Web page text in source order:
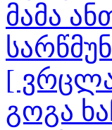
მამა
[
გოგა